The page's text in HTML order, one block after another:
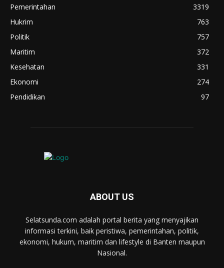
Pemerintahan
3319
Hukrim
763
Politik
757
Maritim
372
Kesehatan
331
Ekonomi
274
Pendidikan
97
ABOUT US
Selatsunda.com adalah portal berita yang menyajikan
informasi terkini, baik peristiwa, pemerintahan, politik,
ekonomi, hukum, maritim dan lifestyle di Banten maupun
Nasional.